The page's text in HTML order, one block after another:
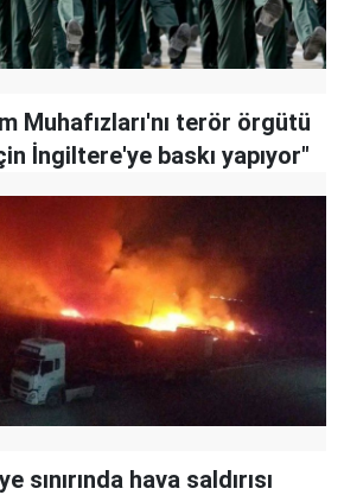
Muhafızları'nı terör örgütü
İngiltere'ye baskı yapıyor"
sınırında hava saldırısı